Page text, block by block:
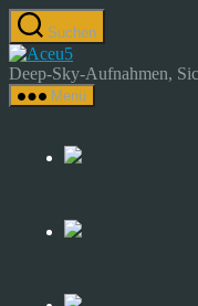
Zum
Inhalt
springen
Suchen
Astrocamp
–
Astrofotografie
Sky-
Deep-Sky-Aufnahmen,
Menü